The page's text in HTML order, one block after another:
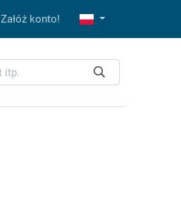
Załóż konto!